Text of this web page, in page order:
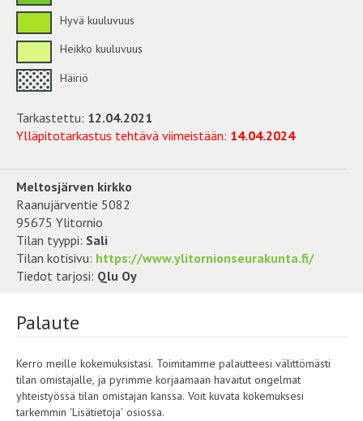
Hyvä kuuluvuus
Heikko kuuluvuus
Häiriö
Tarkastettu: 12.04.2021
Ylläpitotarkastus tehtävä viimeistään: 14.04.2024
Meltosjärven kirkko
Raanujärventie 5082
95675 Ylitornio
Tilan tyyppi: Sali
Tilan kotisivu: https://www.ylitornionseurakunta.fi/
Tiedot tarjosi: Qlu Oy
Palaute
Kerro meille kokemuksistasi. Toimitamme palautteesi välittömästi
tilan omistajalle, ja pyrimme korjaamaan havaitut ongelmat
yhteistyössä tilan omistajan kanssa. Voit kuvata kokemuksesi
tarkemmin 'Lisätietoja' osiossa.